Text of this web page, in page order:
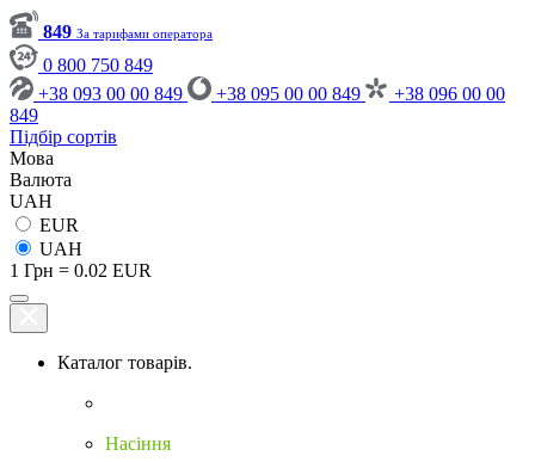
849 За тарифами оператора
0 800 750 849
+38 093 00 00 849
+38 095 00 00 849
+38 096 00 00
849
Підбір сортів
Мова
Валюта
UAH
EUR
UAH
1 Грн = 0.02 EUR
Каталог товарів.
Насіння